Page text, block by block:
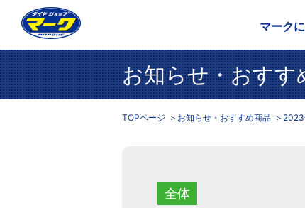
マーク
お知らせ・おすす
TOPページ お知らせ・おすすめ商品 2023
全体